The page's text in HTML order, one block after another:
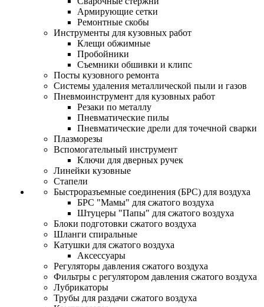
Армирующие сетки
Ремонтные скобы
Инструменты для кузовных работ
Клещи обжимные
Пробойники
Съемники обшивки и клипс
Посты кузовного ремонта
Системы удаления металлической пыли и газов
Пневмоинструмент для кузовных работ
Резаки по металлу
Пневматические пилы
Пневматические дрели для точечной сварки
Плазморезы
Вспомогательный инструмент
Ключи для дверных ручек
Линейки кузовные
Стапели
Быстроразъемные соединения (БРС) для воздуха
БРС "Мамы" для сжатого воздуха
Штуцеры "Папы" для сжатого воздуха
Блоки подготовки сжатого воздуха
Шланги спиральные
Катушки для сжатого воздуха
Аксессуары
Регуляторы давления сжатого воздуха
Фильтры с регулятором давления сжатого воздуха
Лубрикаторы
Трубы для раздачи сжатого воздуха